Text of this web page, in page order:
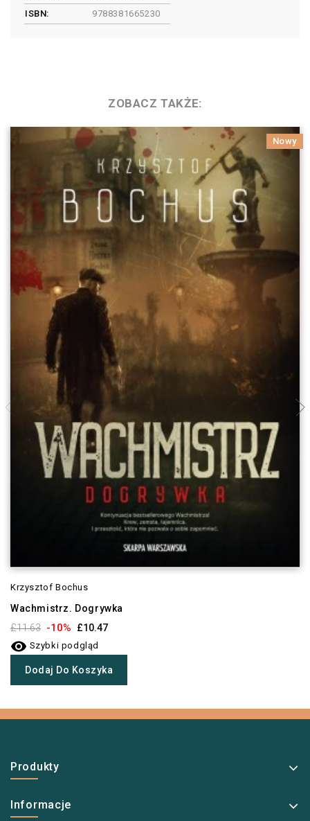
ISBN:
9788381665230
ZOBACZ TAKŻE:
Nowy
Krzysztof Bochus
Wachmistrz. Dogrywka
£11.63 -10% £10.47
 Szybki podgląd
Dodaj Do Koszyka
Produkty
Informacje